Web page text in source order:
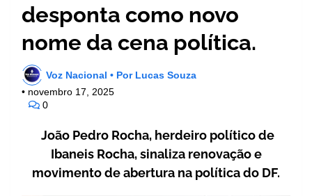
desponta como novo
nome da cena política.
Voz Nacional • Por Lucas Souza
• novembro 17, 2025
0
João Pedro Rocha, herdeiro político de
Ibaneis Rocha, sinaliza renovação e
movimento de abertura na política do DF.